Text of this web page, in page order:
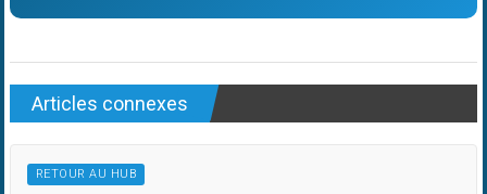
Articles connexes
RETOUR AU HUB